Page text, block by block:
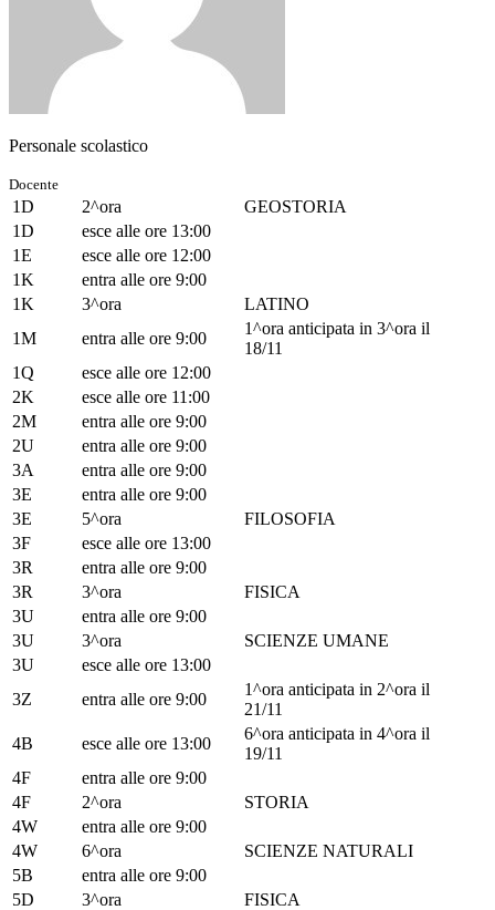
Personale scolastico
Docente
1D 2^ora
GEOSTORIA
1D
esce alle ore 13:00
1E
esce alle ore 12:00
1K
entra alle ore 9:00
1K
3^ora
LATINO
1M
entra alle ore 9:00
1^ora anticipata in 3^ora il
18/11
1Q
esce alle ore 12:00
2K
esce alle ore 11:00
2M
entra alle ore 9:00
2U
entra alle ore 9:00
3A
entra alle ore 9:00
3E
entra alle ore 9:00
3E
5^ora
FILOSOFIA
3F
esce alle ore 13:00
3R
entra alle ore 9:00
3R
3^ora
FISICA
3U
entra alle ore 9:00
3U
3^ora
SCIENZE UMANE
3U
esce alle ore 13:00
3Z
entra alle ore 9:00
1^ora anticipata in 2^ora il
21/11
4B
esce alle ore 13:00
6^ora anticipata in 4^ora il
19/11
4F
entra alle ore 9:00
4F
2^ora
STORIA
4W
entra alle ore 9:00
4W
6^ora
SCIENZE NATURALI
5B
entra alle ore 9:00
5D
3^ora
FISICA